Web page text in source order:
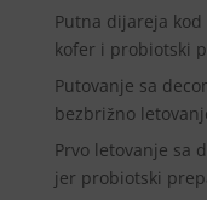
Putna dijareja kod
kofer i probiotski
Putovanje sa
bezbrižno
Prvo letovanje sa
jer probiotski